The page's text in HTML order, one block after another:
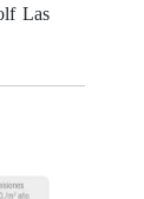
Las